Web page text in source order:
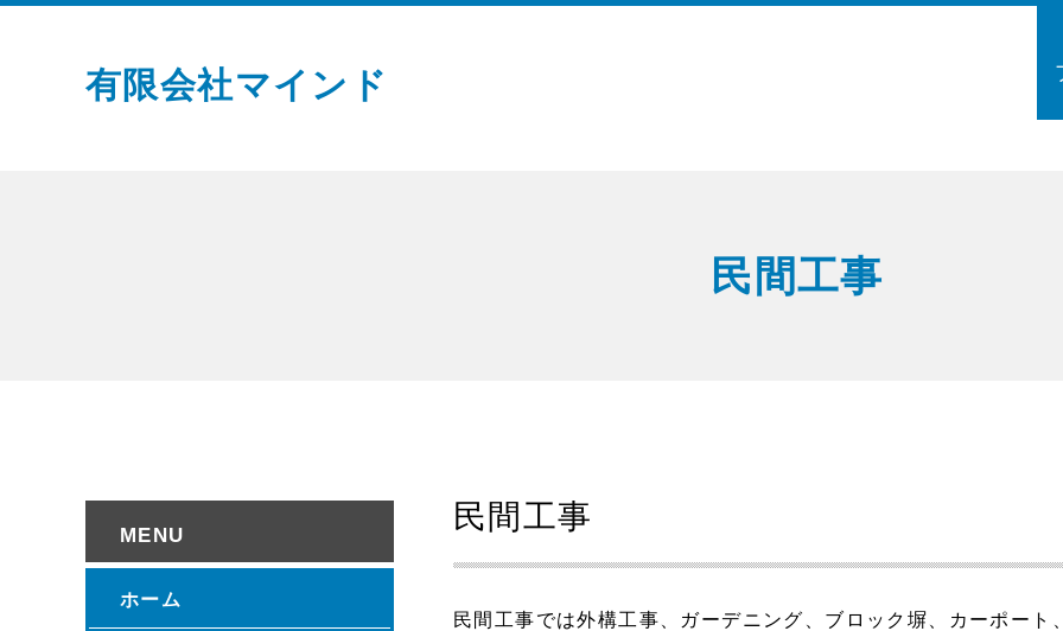
有限会社マインド
民間工事
民間工事
民間工事では外構工事、ガーデニング、ブロック塀、カーポート
ホーム